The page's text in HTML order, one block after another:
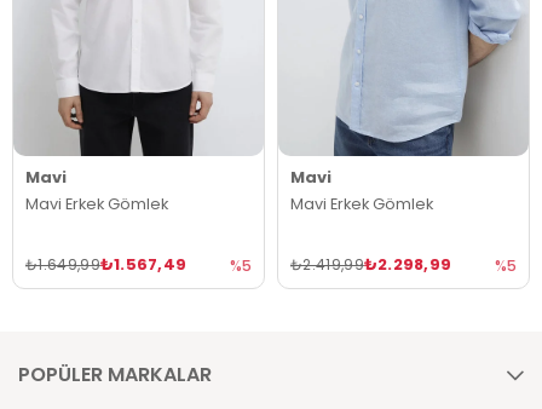
Mavi
Mavi Erkek Gömlek
₺1.567,49
₺1.649,99 %5
Mavi
Mavi Erkek Gömlek
₺2.298,99
₺2.419,99 %5
POPÜLER MARKALAR